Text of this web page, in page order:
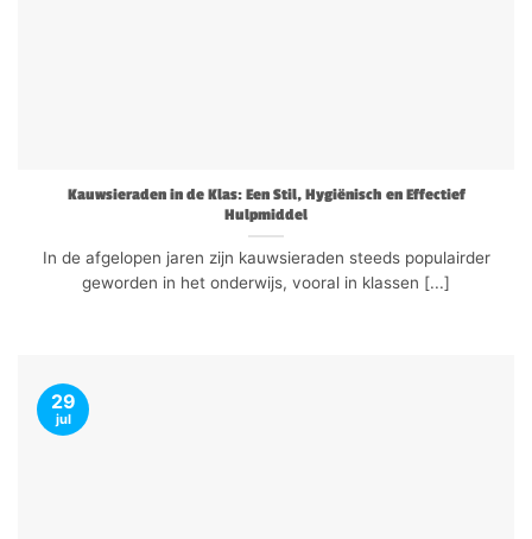
Kauwsieraden in de Klas: Een Stil, Hygiënisch en Effectief
Hulpmiddel
In de afgelopen jaren zijn kauwsieraden steeds populairder
geworden in het onderwijs, vooral in klassen [...]
29
jul